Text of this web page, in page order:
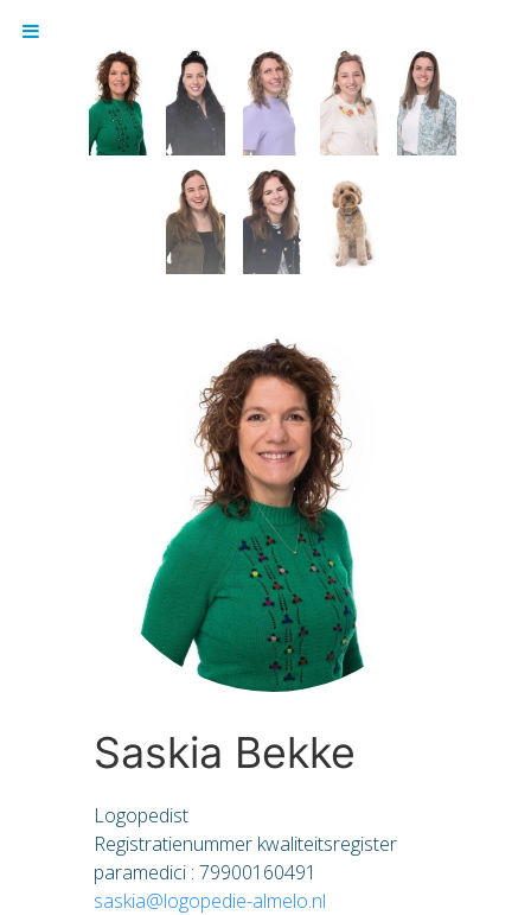
Saskia Bekke
Logopedist
Registratienummer kwaliteitsregister
paramedici : 79900160491
saskia@logopedie-almelo.nl